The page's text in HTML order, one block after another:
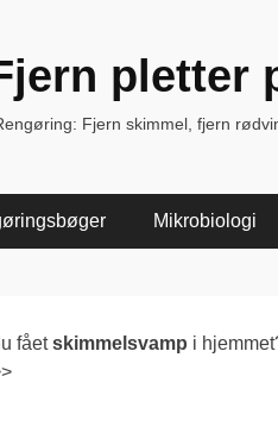
pletter
Fjern skimmel, fjern
Mikrobiologi
fåetskimmelsvamp i